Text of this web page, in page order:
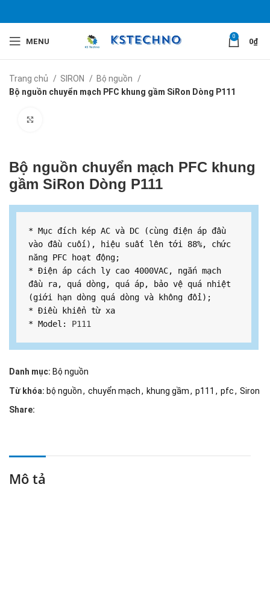
MENU
0
0₫
Trang chủ SIRON
Bộ nguồn
Bộ nguồn chuyển mạch PFC khung gầm SiRon Dòng P111
Bộ nguồn chuyển mạch PFC khung
gầm SiRon Dòng P111
* Mục đích kép AC và DC (cùng điện áp đầu
vào đầu cuối), hiệu suất lên tới 88%, chức
năng PFC hoạt động;
* Điện áp cách ly cao 4000VAC, ngắn mạch
đầu ra, quá dòng, quá áp, bảo vệ quá nhiệt
(giới hạn dòng quá dòng và không đổi);
* Điều khiển từ xa
* Model: P111
Danh mục: Bộ nguồn
Từ khóa: bộ nguồn, chuyển mạch, khung gầm, p111 , pfc, Siron
Share:
Mô tả